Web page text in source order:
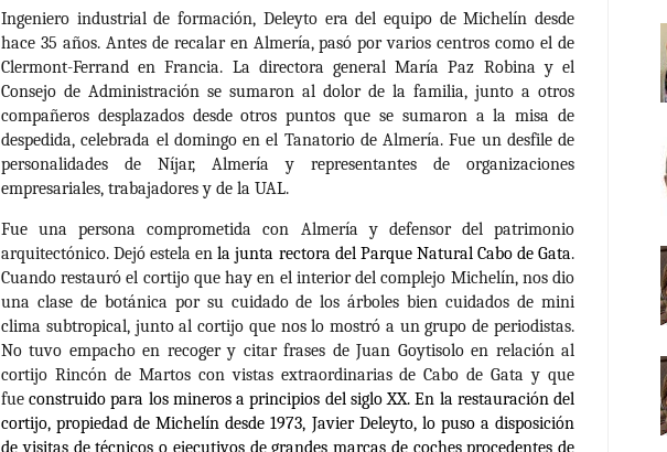
Ingeniero industrial de formación, Deleyto era del equipo de Michelín desde
hace 35 años. Antes de recalar en Almería, pasó por varios centros como el de
Clermont-Ferrand en Francia. La directora general María Paz Robina y el
Consejo de Administración se sumaron al dolor de la familia, junto a otros
compañeros desplazados desde otros puntos que se sumaron a la misa de
despedida, celebrada el domingo en el Tanatorio de Almería. Fue un desfile de
personalidades de Níjar, Almería y representantes de organizaciones
empresariales, trabajadores y de la UAL.
Fue una persona comprometida con Almería y defensor del patrimonio
arquitectónico. Dejó estela enla junta rectora del Parque Natural Cabo de Gata.
Cuando restauró el cortijo que hay en el interior del complejo Michelín, nos dio
una clase de botánica por su cuidado de los árboles bien cuidados de mini
clima subtropical, junto al cortijo que nos lo mostró a un grupo de periodistas.
No tuvo empacho en recoger y citar frases de Juan Goytisolo en relación al
cortijo Rincón de Martos con vistas extraordinarias de Cabo de Gata y que
fueconstruido para los mineros a principios del siglo XX. En la restauración del
cortijo, propiedad de Michelín desde 1973, Javier Deleyto, lo puso a disposición
de visitas de técnicos o ejecutivos de grandes marcas de coches procedentes de